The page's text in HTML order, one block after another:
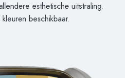
esthetische uitstraling.
beschikbaar.